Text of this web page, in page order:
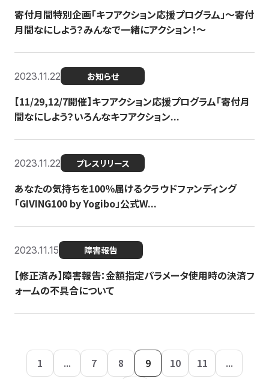
寄付月間特別企画「キフアクション応援プログラム」〜寄付
月間なにしよう？みんなで一緒にアクション！〜
2023.11.22 お知らせ
【11/29,12/7開催】キフアクション応援プログラム「寄付月
間なにしよう？いろんなキフアクション...
2023.11.22 プレスリリース
あなたの気持ちを100％届けるクラウドファンディング
「GIVING100 by Yogibo」公式W...
2023.11.15 障害報告
【修正済み】障害報告：金額指定パラメータ使用時の決済フ
ォームの不具合について
1 ... 7 8 9 10 11
...